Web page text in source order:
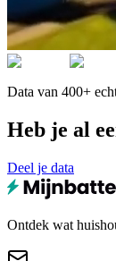
Data van 400+
Heb je al
Deel je data
Ontdek wat